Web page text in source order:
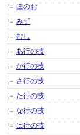
ほのお
みず
むし
あ行の技
か行の技
さ行の技
た行の技
な行の技
は行の技